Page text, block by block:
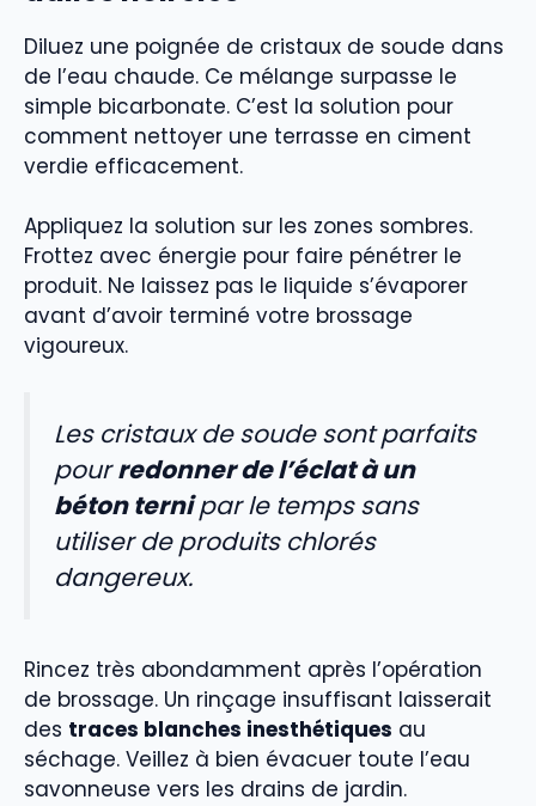
Diluez une poignée de cristaux de soude dans
de l’eau chaude. Ce mélange surpasse le
simple bicarbonate. C’est la solution pour
comment nettoyer une terrasse en ciment
verdie efficacement.
Appliquez la solution sur les zones sombres.
Frottez avec énergie pour faire pénétrer le
produit. Ne laissez pas le liquide s’évaporer
avant d’avoir terminé votre brossage
vigoureux.
Les cristaux de soude sont parfaits
pourredonner de l’éclat à un
béton ternipar le temps sans
utiliser de produits chlorés
dangereux.
Rincez très abondamment après l’opération
de brossage. Un rinçage insuffisant laisserait
des traces blanches inesthétiques au
séchage. Veillez à bien évacuer toute l’eau
savonneuse vers les drains de jardin.